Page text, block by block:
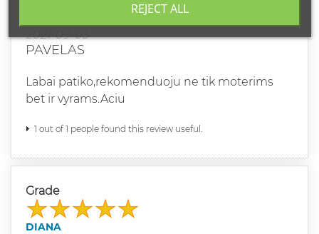
PAVELAS L
2021-09-03
PAVELAS
Labai patiko,rekomenduoju ne tik moterims
bet ir vyrams.Aciu
1 out of 1 people found this review useful.
Grade
DIANA
REJECT ALL